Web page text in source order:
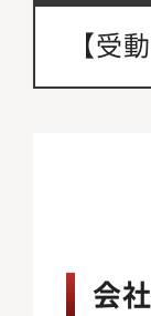
【受
会